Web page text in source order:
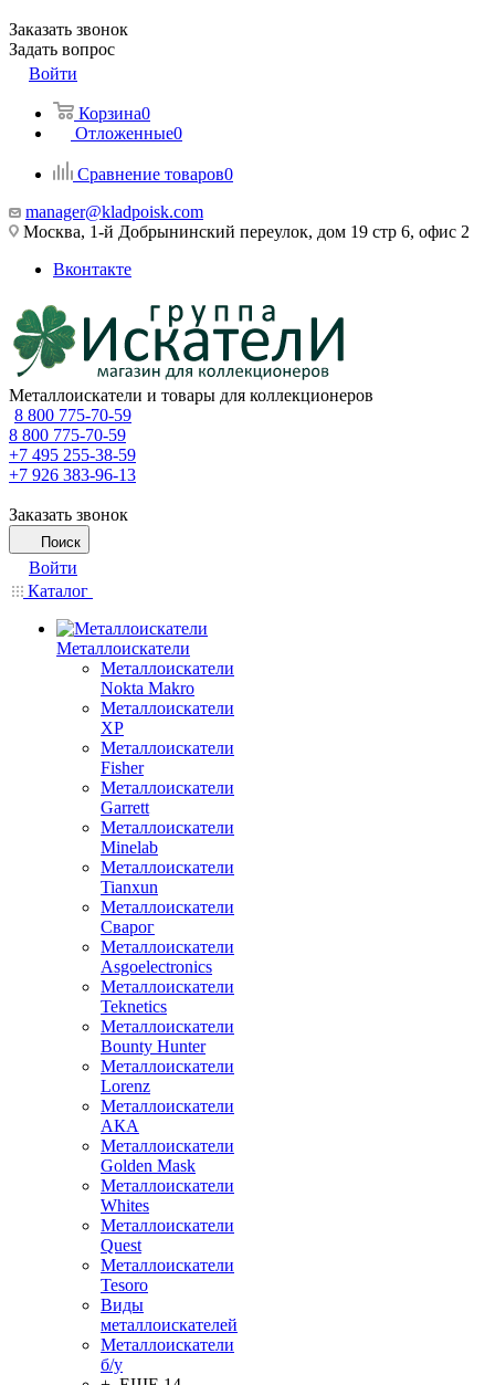
Заказать звонок
Задать вопрос
Войти
Корзина0
Отложенные0
Сравнение товаров0
manager@kladpoisk.com
Москва, 1-й Добрынинский переулок, дом 19 стр 6, офис 2
Вконтакте
Металлоискатели и товары для коллекционеров
8 800 775-70-59
8 800 775-70-59
+7 495 255-38-59
+7 926 383-96-13
Заказать звонок
Поиск
Войти
Каталог
Металлоискатели
Металлоискатели
Nokta Makro
Металлоискатели
XP
Металлоискатели
Fisher
Металлоискатели
Garrett
Металлоискатели
Minelab
Металлоискатели
Tianxun
Металлоискатели
Сварог
Металлоискатели
Asgoelectronics
Металлоискатели
Teknetics
Металлоискатели
Bounty Hunter
Металлоискатели
Lorenz
Металлоискатели
АКА
Металлоискатели
Golden Mask
Металлоискатели
Whites
Металлоискатели
Quest
Металлоискатели
Tesoro
Виды
металлоискателей
Металлоискатели
б/у